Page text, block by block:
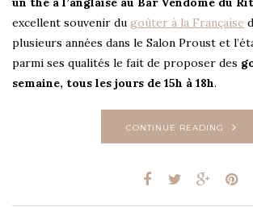
excellent souvenir du goûter à la Française
plusieurs années dans le Salon Proust et
parmi ses qualités le fait de proposer des
semaine, tous les jours de 15h à 18h.
CONTINUE READING